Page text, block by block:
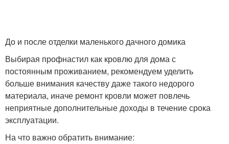
До и после отделки маленького дачного домика
Выбирая профнастил как кровлю для дома с
постоянным проживанием, рекомендуем уделить
больше внимания качеству даже такого недорого
материала, иначе ремонт кровли может повлечь
неприятные дополнительные доходы в течение срока
эксплуатации.
На что важно обратить внимание: